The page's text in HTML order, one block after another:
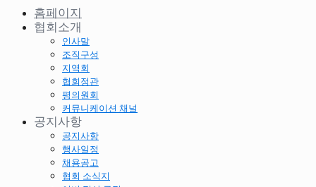
홈페이지
협회소개
인사말
조직구성
지역회
협회정관
평의원회
커뮤니케이션 채널
공지사항
공지사항
행사일정
채용공고
협회 소식지